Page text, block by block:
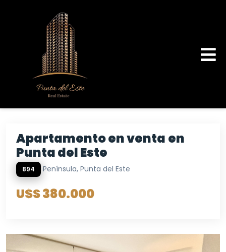
Apartamento en venta en
Punta del Este
894 Península, Punta del Este
U$S 380.000